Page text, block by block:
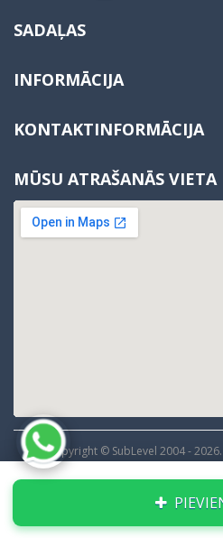
SADAĻAS
INFORMĀCIJA
KONTAKTINFORMĀCIJA
MŪSU ATRAŠANĀS VIETA
Copyright © SubLevel 2004 -2026